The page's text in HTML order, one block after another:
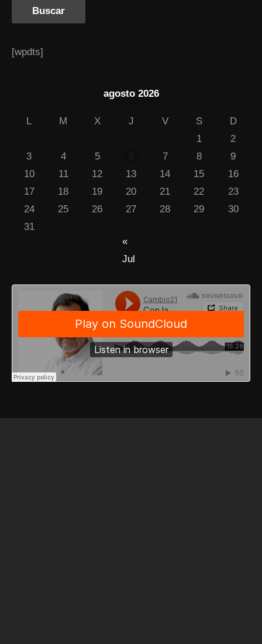
[wpdts]
agosto 2026
L M X J V S
D
1
2
3
4 5 7 8
9
10
11 12 13 14 15
16
17
18 19 20 21 22
23
24
25 26 27 28 29
30
31
«
Jul